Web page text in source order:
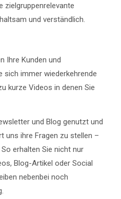
zielgruppenrelevante
und verständlich.
Ihre Kunden und
sich immer wiederkehrende
kurze Videos in denen Sie
und Blog genutzt und
uns ihre Fragen zu stellen –
erhalten Sie nicht nur
Blog-Artikel oder Social
nebenbei noch